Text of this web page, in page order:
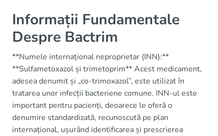
Informații Fundamentale
Despre Bactrim
**Numele internațional neproprietar (INN):**
**Sulfametoxazol și trimetoprim** Acest medicament,
adesea denumit și „co-trimoxazol”, este utilizat în
tratarea unor infecții bacteriene comune. INN-ul este
important pentru pacienți, deoarece le oferă o
denumire standardizată, recunoscută pe plan
internațional, ușurând identificarea și prescrierea